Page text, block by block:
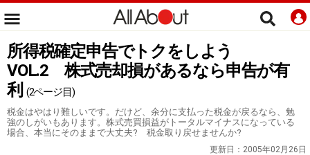
所得税確定申告でトクをしよう
VOL.2 株式売却損があるなら申告が有
利 (2ページ目)
税金はやはり難しいです。だけど、余分に支払った税金が戻るなら、勉
強のしがいもあります。株式売買損益がトータルマイナスになっている
場合、本当にそのままで大丈夫? 税金取り戻せませんか?
更新日： 2005年02月26日